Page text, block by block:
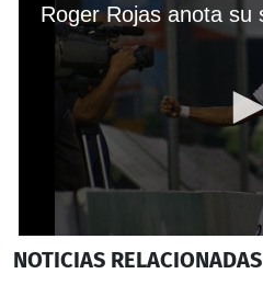
seconds
NOTICIAS RELACIONADAS